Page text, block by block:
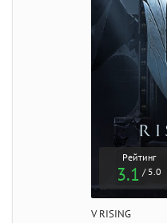
Рейтинг
3.1 / 5.0
V RISING